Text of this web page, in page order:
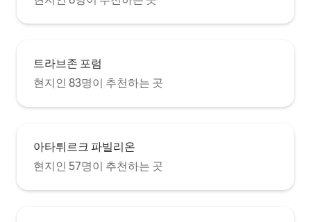
트라브존 포럼
현지인 83명이 추천하는 곳
아타튀르크 파빌리온
현지인 57명이 추천하는 곳